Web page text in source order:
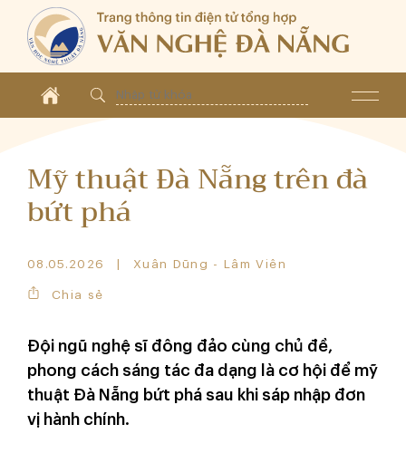
Mỹ thuật Đà Nẵng trên đà
bứt phá
08.05.2026 Xuân Dũng - Lâm Viên
Chia sẻ
Đội ngũ nghệ sĩ đông đảo cùng chủ đề,
phong cách sáng tác đa dạng là cơ hội để mỹ
thuật Đà Nẵng bứt phá sau khi sáp nhập đơn
vị hành chính.